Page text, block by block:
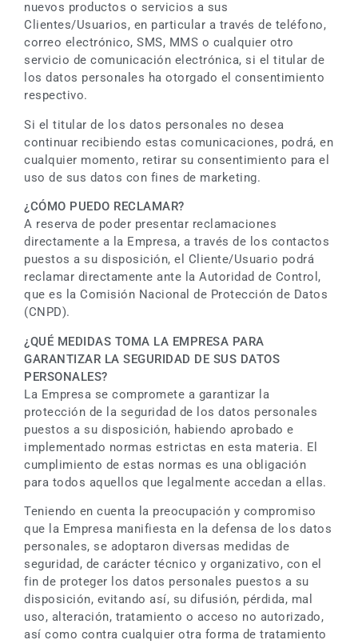
nuevos productos o servicios a sus
Clientes/Usuarios, en particular a través de teléfono,
correo electrónico, SMS, MMS o cualquier otro
servicio de comunicación electrónica, si el titular de
los datos personales ha otorgado el consentimiento
respectivo.
Si el titular de los datos personales no desea
continuar recibiendo estas comunicaciones, podrá, en
cualquier momento, retirar su consentimiento para el
uso de sus datos con fines de marketing.
¿CÓMO PUEDO RECLAMAR?
A reserva de poder presentar reclamaciones
directamente a la Empresa, a través de los contactos
puestos a su disposición, el Cliente/Usuario podrá
reclamar directamente ante la Autoridad de Control,
que es la Comisión Nacional de Protección de Datos
(CNPD).
¿QUÉ MEDIDAS TOMA LA EMPRESA PARA
GARANTIZAR LA SEGURIDAD DE SUS DATOS
PERSONALES?
La Empresa se compromete a garantizar la
protección de la seguridad de los datos personales
puestos a su disposición, habiendo aprobado e
implementado normas estrictas en esta materia. El
cumplimiento de estas normas es una obligación
para todos aquellos que legalmente accedan a ellas.
Teniendo en cuenta la preocupación y compromiso
que la Empresa manifiesta en la defensa de los datos
personales, se adoptaron diversas medidas de
seguridad, de carácter técnico y organizativo, con el
fin de proteger los datos personales puestos a su
disposición, evitando así, su difusión, pérdida, mal
uso, alteración, tratamiento o acceso no autorizado,
así como contra cualquier otra forma de tratamiento